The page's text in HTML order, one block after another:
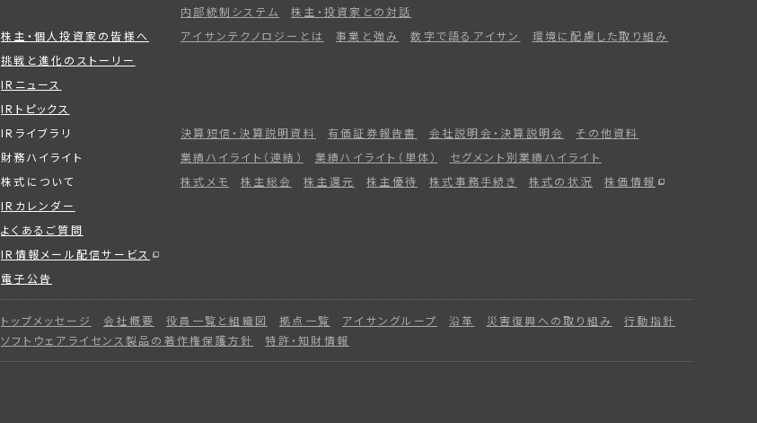
内部統制システム
株主・投資家との対話
株主・個人投資家の皆様へ
アイサンテクノロジーとは 事業と強み 数字で語るアイサン
環境に配慮した取り組み
挑戦と進化のストーリー
IRニュース
IRトピックス
IRライブラリ
決算短信・決算説明資料 有価証券報告書 会社説明会・決算説明会
その他資料
財務ハイライト
業績ハイライト（連結） 業績ハイライト（単体）
セグメント別業績ハイライト
株式について
株式メモ 株主総会 株主還元 株主優待 株式事務手続き 株式の状況
株価情報
IRカレンダー
よくあるご質問
IR情報メール配信サービス
電子公告
トップメッセージ 会社概要 役員一覧と組織図 拠点一覧 アイサングループ 沿革 災害復興への取り組み
行動指針
ソフトウェアライセンス製品の著作権保護方針
特許・知財情報